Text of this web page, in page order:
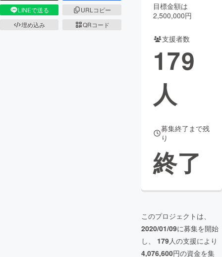
CAMPFIRE for Social Good
コミュニティ
LINEで送る
URLコピー
埋め込み
QRコード
目標金額は
2,500,000円
支援者数
179
人
募集終了まで残
り
終了
このプロジェクトは、
2020/01/09に募集を開始
し、 179人の支援により
4,076,600円の資金を集